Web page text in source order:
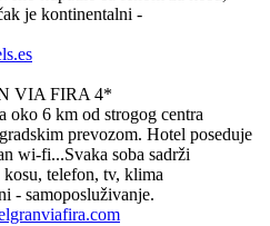
je kontinentalni -
VIA FIRA 4*
oko 6 km od strogog centra
prevozom. Hotel poseduje
wi-fi...Svaka soba sadrži
telefon, tv, klima
- samoposluživanje.